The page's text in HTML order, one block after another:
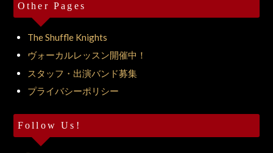
Other Pages
The Shuffle Knights
ヴォーカルレッスン開催中！
スタッフ・出演バンド募集
プライバシーポリシー
Follow Us!